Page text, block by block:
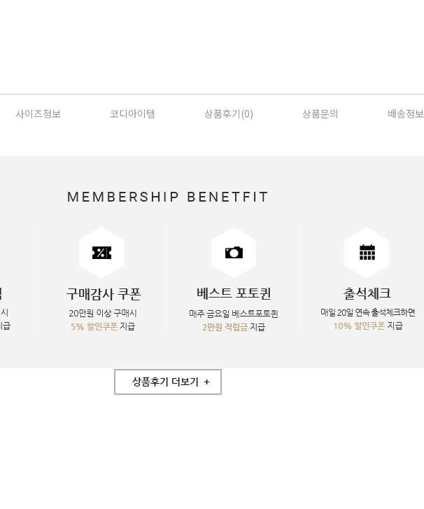
사이즈정보 코디아이템 상품후기(0) 상품문의 배송정보